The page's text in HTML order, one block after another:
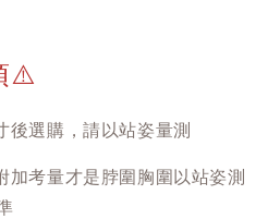
⚠️
後選購，請以站姿量測
加考量才是脖圍胸圍以站姿測